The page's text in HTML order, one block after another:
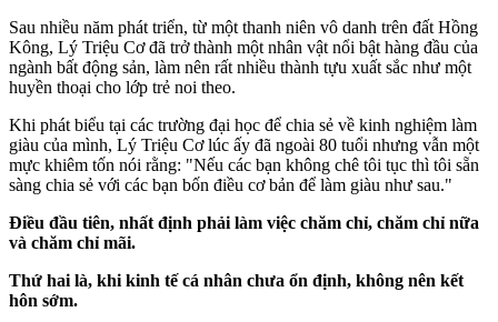
Sau nhiều năm phát triển, từ một thanh niên vô danh trên đất Hồng
Kông, Lý Triệu Cơ đã trở thành một nhân vật nổi bật hàng đầu của
ngành bất động sản, làm nên rất nhiều thành tựu xuất sắc như một
huyền thoại cho lớp trẻ noi theo.
Khi phát biểu tại các trường đại học để chia sẻ về kinh nghiệm làm
giàu của mình, Lý Triệu Cơ lúc ấy đã ngoài 80 tuổi nhưng vẫn một
mực khiêm tốn nói rằng: "Nếu các bạn không chê tôi tục thì tôi sẵn
sàng chia sẻ với các bạn bốn điều cơ bản để làm giàu như sau."
Điều đầu tiên, nhất định phải làm việc chăm chỉ, chăm chỉ nữa
và chăm chỉ mãi.
Thứ hai là, khi kinh tế cá nhân chưa ổn định, không nên kết
hôn sớm.